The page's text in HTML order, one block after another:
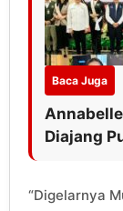
Baca Juga
Diajang
“Digelarnya